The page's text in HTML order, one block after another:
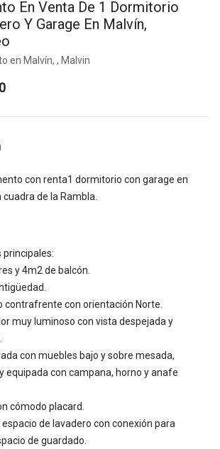
En Venta De 1 Dormitorio
Y Garage En Malvín,
en Malvín, , Malvin
con renta1 dormitorio con garage en
de la Rambla.
y 4m2 de balcón.
contrafrente con orientación Norte.
muy luminoso con vista despejada y
con muebles bajo y sobre mesada,
equipada con campana, horno y anafe
cómodo placard.
espacio de lavadero con conexión para
de guardado.